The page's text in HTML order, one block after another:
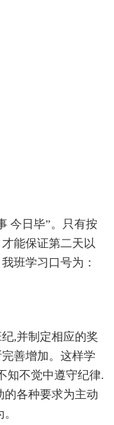
今日毕”。只有按
能保证第二天以
班学习口号为：
,并制定相应的奖
善增加。这样学
知不觉中遵守纪律.
的各种要求为主动